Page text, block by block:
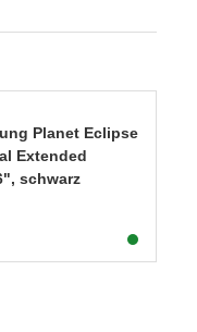
Planet Eclipse
Extended
schwarz